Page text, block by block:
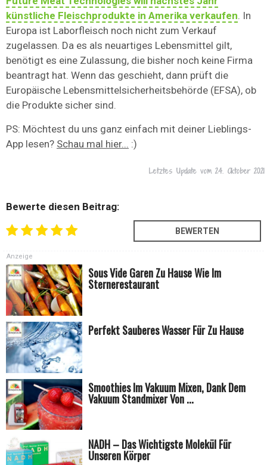
künstliche Fleischprodukte in Amerika verkaufen. In
Europa ist Laborfleisch noch nicht zum Verkauf
zugelassen. Da es als neuartiges Lebensmittel gilt,
benötigt es eine Zulassung, die bisher noch keine Firma
beantragt hat. Wenn das geschieht, dann prüft die
Europäische Lebensmittelsicherheitsbehörde (EFSA), ob
die Produkte sicher sind.
PS: Möchtest du uns ganz einfach mit deiner Lieblings-
App lesen? Schau mal hier... :)
Letztes Update vom 24. Oktober 2021
Bewerte diesen Beitrag:
Sous Vide Garen Zu Hause Wie Im
Sternerestaurant
Perfekt Sauberes Wasser Für Zu Hause
Smoothies Im Vakuum Mixen, Dank Dem
Vakuum Standmixer Von ...
Anzeige
NADH – Das Wichtigste Molekül Für
Unseren Körper